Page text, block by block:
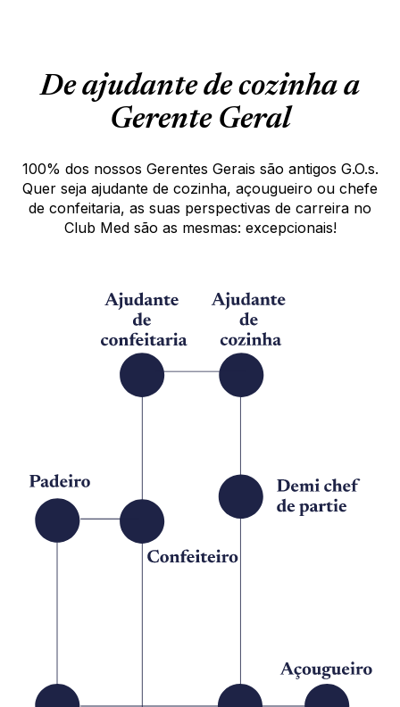
Então, está pronto para se juntar a nós? Seu futuro
começa aqui...
Todas as nossas vagas estão abertas a pessoas com
De ajudante de cozinha a
Gerente Geral
100% dos nossos Gerentes Gerais são antigos G.O.s.
Quer seja ajudante de cozinha, açougueiro ou chefe
de confeitaria, as suas perspectivas de carreira no
Club Med são as mesmas: excepcionais!